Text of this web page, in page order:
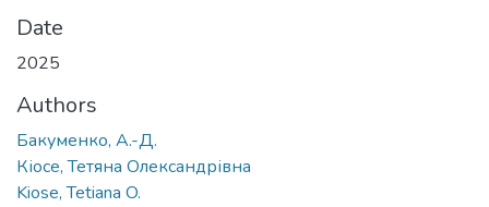
Date
2025
Authors
Бакуменко, А.-Д.
Кіосе, Тетяна Олександрівна
Kiose, Tetiana O.